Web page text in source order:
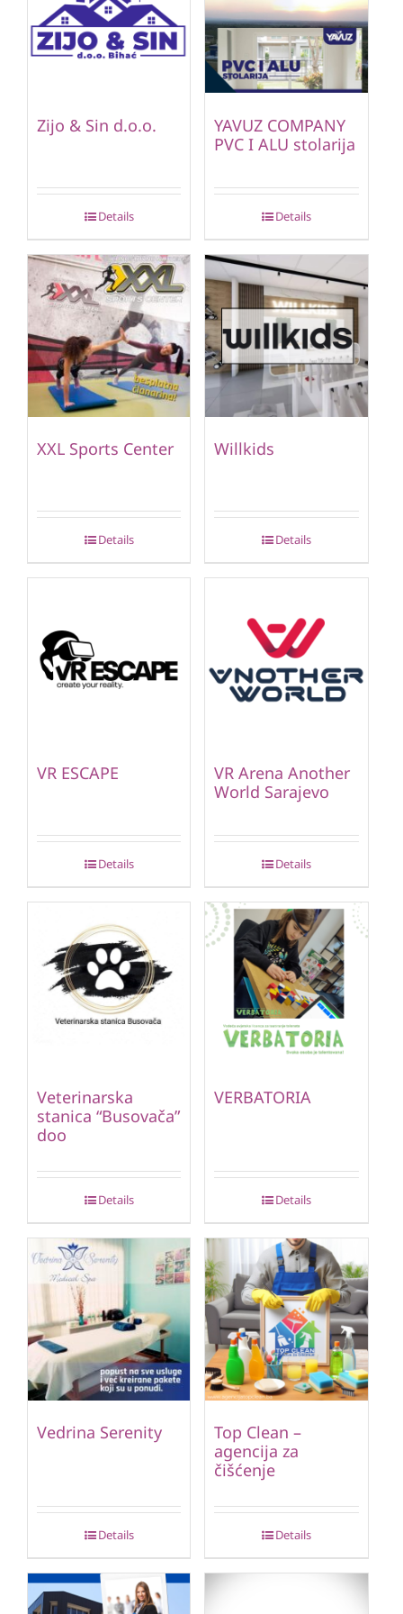
Zijo & Sin d.o.o.
Details
YAVUZ COMPANY
PVC I ALU stolarija
Details
XXL Sports Center
Details
Willkids
Details
VR ESCAPE
Details
VR Arena Another
World Sarajevo
Details
Veterinarska
stanica “Busovača”
doo
Details
VERBATORIA
Details
Vedrina Serenity
Details
Top Clean –
agencija za
čišćenje
Details